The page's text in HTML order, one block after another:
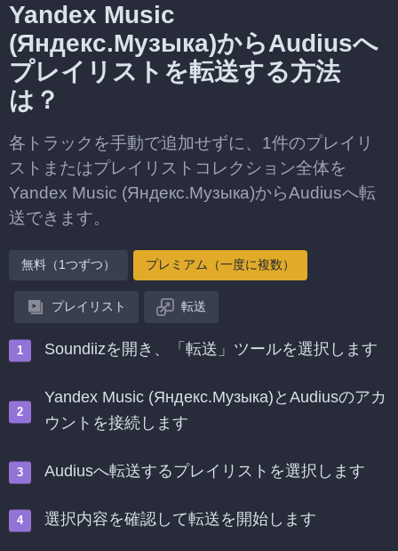
Yandex Music
(Яндекс.Музыка)からAudiusへ
プレイリストを転送する方法
は？
各トラックを手動で追加せずに、1件のプレイリ
ストまたはプレイリストコレクション全体を
Yandex Music (Яндекс.Музыка)からAudiusへ転
送できます。
無料（1つずつ） プレミアム（一度に複数）
プレイリスト 転送
Soundiizを開き、「転送」ツールを選択します
Yandex Music (Яндекс.Музыка)とAudiusのアカ
ウントを接続します
Audiusへ転送するプレイリストを選択します
選択内容を確認して転送を開始します